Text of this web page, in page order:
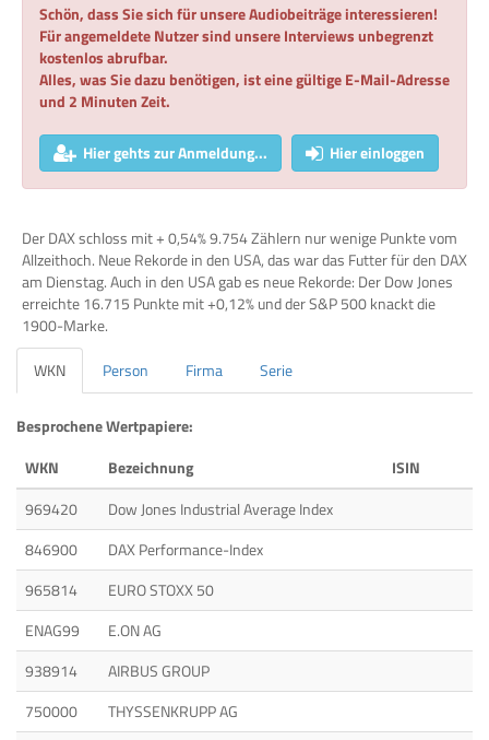
Schön, dass Sie sich für unsere Audiobeiträge interessieren!
Für angemeldete Nutzer sind unsere Interviews unbegrenzt
kostenlos abrufbar.
Alles, was Sie dazu benötigen, ist eine gültige E-Mail-Adresse
und 2 Minuten Zeit.
Hier gehts zur Anmeldung... Hier einloggen
Der DAX schloss mit + 0,54% 9.754 Zählern nur wenige Punkte vom
Allzeithoch. Neue Rekorde in den USA, das war das Futter für den DAX
am Dienstag. Auch in den USA gab es neue Rekorde: Der Dow Jones
erreichte 16.715 Punkte mit +0,12% und der S&P 500 knackt die
1900-Marke.
WKN
Person Firma Serie
Besprochene Wertpapiere:
WKN
Bezeichnung
ISIN
969420
Dow Jones Industrial Average Index
846900
DAX Performance-Index
965814
EURO STOXX 50
ENAG99
E.ON AG
938914
AIRBUS GROUP
750000
THYSSENKRUPP AG